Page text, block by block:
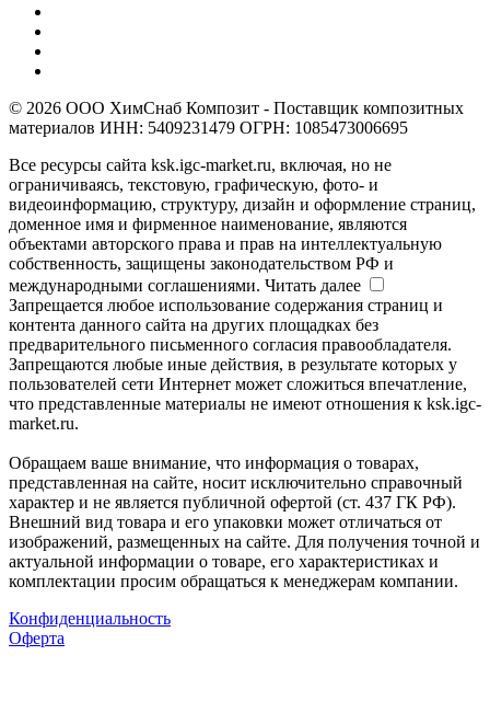
© 2026 ООО ХимСнаб Композит - Поставщик композитных
материалов ИНН: 5409231479 ОГРН: 1085473006695
Все ресурсы сайта ksk.igc-market.ru, включая, но не
ограничиваясь, текстовую, графическую, фото- и
видеоинформацию, структуру, дизайн и оформление страниц,
доменное имя и фирменное наименование, являются
объектами авторского права и прав на интеллектуальную
собственность, защищены законодательством РФ и
международными соглашениями. Читать далее
Запрещается любое использование содержания страниц и
контента данного сайта на других площадках без
предварительного письменного согласия правообладателя.
Запрещаются любые иные действия, в результате которых у
пользователей сети Интернет может сложиться впечатление,
что представленные материалы не имеют отношения к ksk.igc-
market.ru.
Обращаем ваше внимание, что информация о товарах,
представленная на сайте, носит исключительно справочный
характер и не является публичной офертой (ст. 437 ГК РФ).
Внешний вид товара и его упаковки может отличаться от
изображений, размещенных на сайте. Для получения точной и
актуальной информации о товаре, его характеристиках и
комплектации просим обращаться к менеджерам компании.
Конфиденциальность
Оферта